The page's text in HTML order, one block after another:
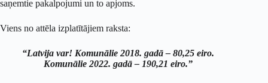
saņemtie pakalpojumi un to apjoms.
Viens no attēla izplatītājiem raksta:
“Latvija var! Komunālie 2018. gadā – 80,25 eiro.
Komunālie 2022. gadā – 190,21 eiro.”